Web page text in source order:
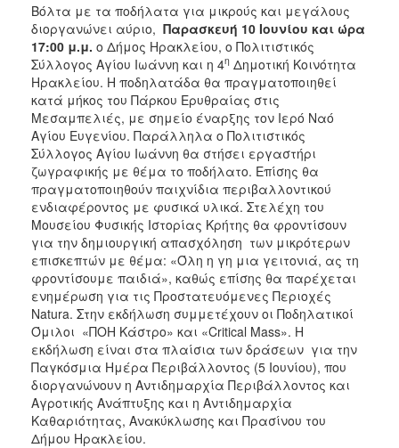
ΠΟΛΙΤΙΣΜΟΣ
ΑΝΘΕΚΤΙΚΗ
ΠΟΛΗ
Βόλτα με τα ποδήλατα για μικρούς και μεγάλους
διοργανώνει αύριο, Παρασκευή 10 Ιουνίου και ώρα
17:00 μ.μ. ο Δήμος Ηρακλείου, ο Πολιτιστικός
Σύλλογος Αγίου Ιωάννη και η 4η Δημοτική Κοινότητα
Ηρακλείου. Η ποδηλατάδα θα πραγματοποιηθεί
κατά μήκος του Πάρκου Ερυθραίας στις
Μεσαμπελιές, με σημείο έναρξης τον Ιερό Ναό
Αγίου Ευγενίου. Παράλληλα o Πολιτιστικός
Σύλλογος Αγίου Ιωάννη θα στήσει εργαστήρι
ζωγραφικής με θέμα το ποδήλατο. Επίσης θα
πραγματοποιηθούν παιχνίδια περιβαλλοντικού
ενδιαφέροντος με φυσικά υλικά. Στελέχη του
Μουσείου Φυσικής Ιστορίας Κρήτης θα φροντίσουν
για την δημιουργική απασχόληση των μικρότερων
επισκεπτών με θέμα: «Όλη η γη μια γειτονιά, ας τη
φροντίσουμε παιδιά», καθώς επίσης θα παρέχεται
ενημέρωση για τις Προστατευόμενες Περιοχές
Natura. Στην εκδήλωση συμμετέχουν οι Ποδηλατικοί
Όμιλοι «ΠΟΗ Κάστρο» και «Critical Mass». Η
εκδήλωση είναι στα πλαίσια των δράσεων για την
Παγκόσμια Ημέρα Περιβάλλοντος (5 Ιουνίου), που
διοργανώνουν η Αντιδημαρχία Περιβάλλοντος και
Αγροτικής Ανάπτυξης και η Αντιδημαρχία
Καθαριότητας, Ανακύκλωσης και Πρασίνου του
Δήμου Ηρακλείου.